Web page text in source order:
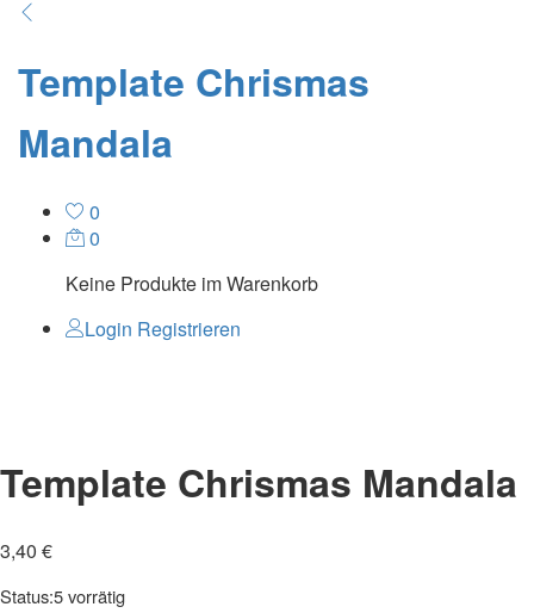
Template Chrismas
Mandala
0
0
Keine Produkte im Warenkorb
Login Registrieren
Template Chrismas Mandala
3,40 €
Status:5 vorrätig